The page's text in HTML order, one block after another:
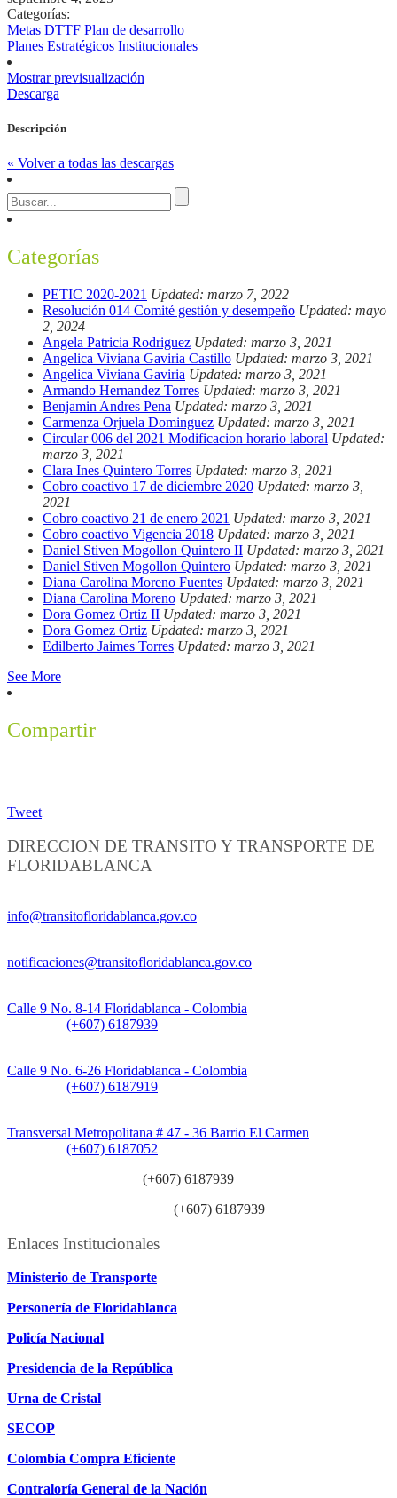
Categorías:
Metas DTTF Plan de desarrollo
Planes Estratégicos Institucionales
Mostrar previsualización
Descarga
Descripción
« Volver a todas las descargas
Categorías
PETIC 2020-2021 Updated: marzo 7, 2022
Resolución 014 Comité gestión y desempeño Updated: mayo
2, 2024
Angela Patricia Rodriguez Updated: marzo 3, 2021
Angelica Viviana Gaviria Castillo Updated: marzo 3, 2021
Angelica Viviana Gaviria Updated: marzo 3, 2021
Armando Hernandez Torres Updated: marzo 3, 2021
Benjamin Andres Pena Updated: marzo 3, 2021
Carmenza Orjuela Dominguez Updated: marzo 3, 2021
Circular 006 del 2021 Modificacion horario laboral Updated:
marzo 3, 2021
Clara Ines Quintero Torres Updated: marzo 3, 2021
Cobro coactivo 17 de diciembre 2020 Updated: marzo 3,
2021
Cobro coactivo 21 de enero 2021 Updated: marzo 3, 2021
Cobro coactivo Vigencia 2018 Updated: marzo 3, 2021
Daniel Stiven Mogollon Quintero II Updated: marzo 3, 2021
Daniel Stiven Mogollon Quintero Updated: marzo 3, 2021
Diana Carolina Moreno Fuentes Updated: marzo 3, 2021
Diana Carolina Moreno Updated: marzo 3, 2021
Dora Gomez Ortiz II Updated: marzo 3, 2021
Dora Gomez Ortiz Updated: marzo 3, 2021
Edilberto Jaimes Torres Updated: marzo 3, 2021
See More
Compartir
Tweet
DIRECCION DE TRANSITO Y TRANSPORTE DE
FLORIDABLANCA
info@transitofloridablanca.gov.co
notificaciones@transitofloridablanca.gov.co
Calle 9 No. 8-14 Floridablanca - Colombia
(+607) 6187939
Calle 9 No. 6-26 Floridablanca - Colombia
(+607) 6187919
Transversal Metropolitana # 47 - 36 Barrio El Carmen
(+607) 6187052
(+607) 6187939
(+607) 6187939
Enlaces Institucionales
Ministerio de Transporte
Personería de Floridablanca
Policía Nacional
Presidencia de la República
Urna de Cristal
SECOP
Colombia Compra Eficiente
Contraloría General de la Nación